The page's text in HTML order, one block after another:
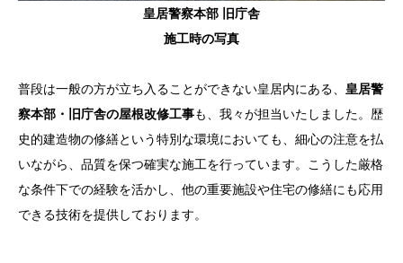
皇居警察本部 旧庁舎
施工時の写真
普段は一般の方が立ち入ることができない皇居内にある、 皇居警
察本部・旧庁舎の屋根改修工事も、我々が担当いたしました。歴
史的建造物の修繕という特別な環境においても、細心の注意を払
いながら、品質を保つ確実な施工を行っています。こうした厳格
な条件下での経験を活かし、他の重要施設や住宅の修繕にも応用
できる技術を提供しております。